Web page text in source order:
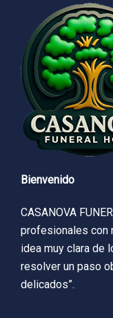
Bienvenido
CASANOVA
profesionales con
idea muy clara de
resolver un paso
delicados”.